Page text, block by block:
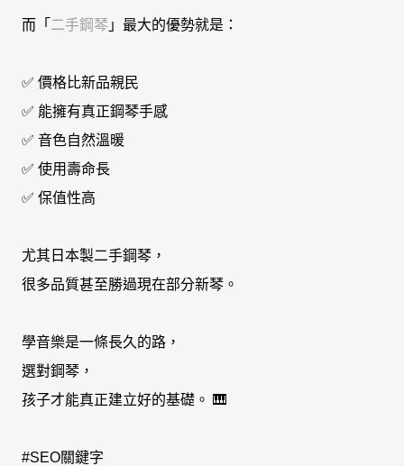
而「 二手鋼琴 」最大的優勢就是：
✅ 價格比新品親民
✅ 能擁有真正鋼琴手感
✅ 音色自然溫暖
✅ 使用壽命長
✅ 保值性高
尤其日本製二手鋼琴，
很多品質甚至勝過現在部分新琴。
學音樂是一條長久的路，
選對鋼琴，
孩子才能真正建立好的基礎。 🎹
#SEO關鍵字